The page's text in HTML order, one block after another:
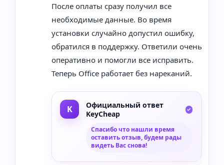
После оплаты сразу получил все
необходимые данные. Во время
установки случайно допустил ошибку,
обратился в поддержку. Ответили очень
оперативно и помогли все исправить.
Теперь Office работает без нареканий.
Официальный ответ
KeyCheap
Спасибо что нашли время
оставить отзыв, будем рады
видеть Вас снова!